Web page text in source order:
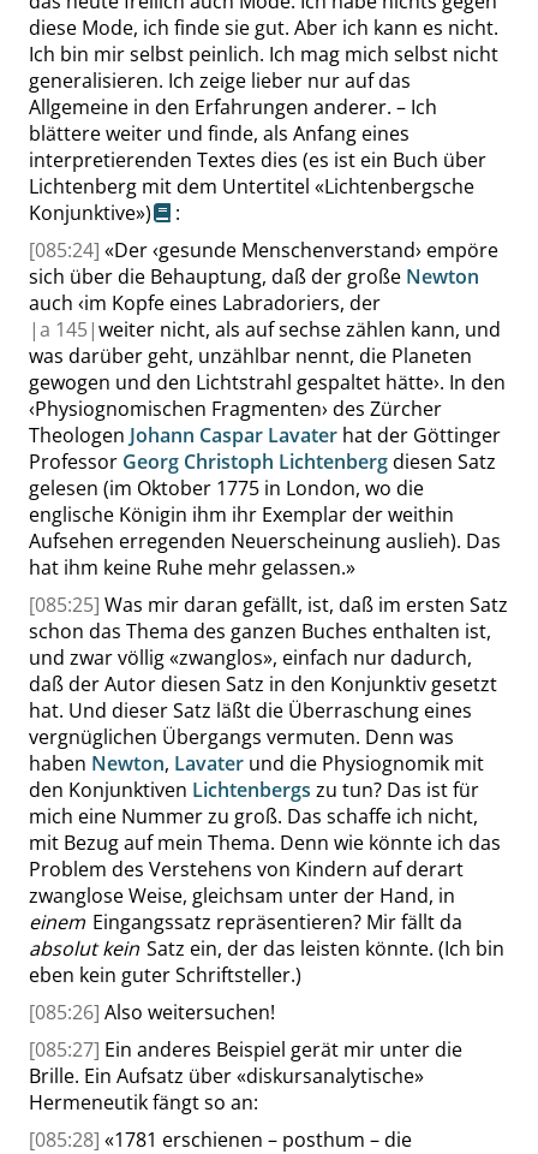
diese Mode, ich finde sie gut. Aber ich kann es nicht.
Ich bin mir selbst peinlich. Ich mag mich selbst nicht
generalisieren. Ich zeige lieber nur auf das
Allgemeine in den Erfahrungen anderer. – Ich
blättere weiter und finde, als Anfang eines
interpretierenden Textes dies (es ist ein Buch über
Lichtenberg mit dem Untertitel «Lichtenbergsche
Konjunktive»)
:
[085:24] «Der‹gesunde Menschenverstand› empöre
sich über die Behauptung, daß der große Newton
auch ‹im Kopfe eines Labradoriers, der
|a 145|weiter nicht, als auf sechse zählen kann, und
was darüber geht, unzählbar nennt, die Planeten
gewogen und den Lichtstrahl gespaltet hätte›. In den
‹Physiognomischen Fragmenten› des Zürcher
Theologen Johann Caspar Lavater hat der Göttinger
Professor Georg Christoph Lichtenbergdiesen Satz
gelesen (im Oktober 1775 in London, wo die
englische Königin ihm ihr Exemplar der weithin
Aufsehen erregenden Neuerscheinung auslieh). Das
hat ihm keine Ruhe mehr gelassen.»
[085:25] Was mir daran gefällt, ist, daß im ersten Satz
schon das Thema des ganzen Buches enthalten ist,
und zwar völlig«zwanglos», einfach nur dadurch,
daß der Autor diesen Satz in den Konjunktiv gesetzt
hat. Und dieser Satz läßt die Überraschung eines
vergnüglichen Übergangs vermuten. Denn was
haben Newton, Lavater und die Physiognomik mit
den Konjunktiven Lichtenbergs zu tun? Das ist für
mich eine Nummer zu groß. Das schaffe ich nicht,
mit Bezug auf mein Thema. Denn wie könnte ich das
Problem des Verstehens von Kindern auf derart
zwanglose Weise, gleichsam unter der Hand, in
einem Eingangssatz repräsentieren? Mir fällt da
absolut kein Satz ein, der das leisten könnte. (Ich bin
eben kein guter Schriftsteller.)
[085:26] Also weitersuchen!
[085:27] Ein anderes Beispiel gerät mir unter die
Brille. Ein Aufsatz über«diskursanalytische»
Hermeneutik fängt so an:
[085:28] «1781 erschienen – posthum – die